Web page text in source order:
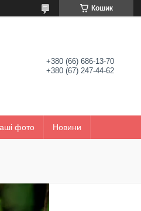
Кошик
+380 (66) 686-13-70
+380 (67) 247-44-62
фото Новини